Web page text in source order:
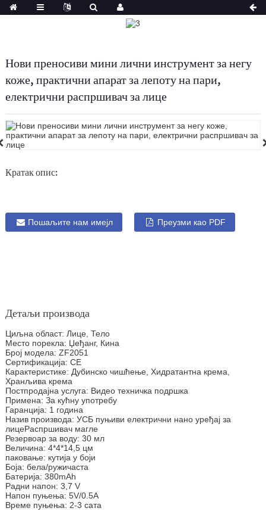
Нови преносиви мини лични инструмент за негу
коже, практични апарат за лепоту на пари,
електрични распршивач за лице
Кратак опис:
Пошаљите нам имејл Преузми као PDF
Детаљи производа
Циљна област: Лице, Тело
Место порекла: Џеђанг, Кина
Број модела: ZF2051
Сертификација: CE
Карактеристике: Дубинско чишћење, Хидратантна крема,
Хранљива крема
Постпродајна услуга: Видео техничка подршка
Примена: За кућну употребу
Гаранција: 1 година
Назив производа: УСБ пуњиви електрични нано уређај за
лицеРаспршивач магле
Резервоар за воду: 30 мл
Величина: 4*4*14,5 цм
паковање: кутија у боји
Боја: бела/ружичаста
Батерија: 380mAh
Радни напон: 3,7 V
Напон пуњења: 5V/0.5A
Време пуњења: 2-3 сата